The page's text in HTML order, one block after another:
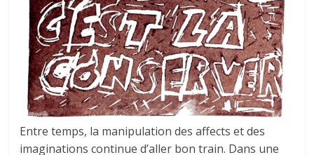
Entre temps, la manipulation des affects et des
imaginations continue d’aller bon train. Dans une